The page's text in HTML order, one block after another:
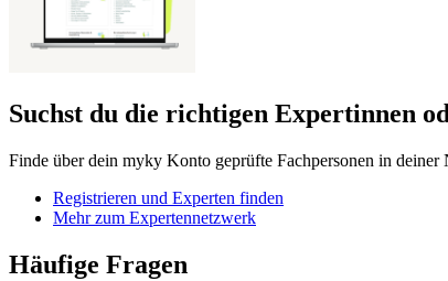
Suchst du die richtigen Expertinnen
Finde über dein myky Konto geprüfte Fachpersonen in
Registrieren und Experten finden
Mehr zum Expertennetzwerk
Häufige Fragen